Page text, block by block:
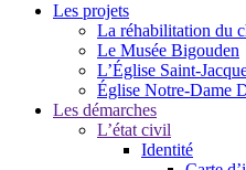
Les projets
La réhabilitation du
Le Musée Bigouden
L’Église Saint-
Église Notre-Dame
Les démarches
L’état civil
Identité